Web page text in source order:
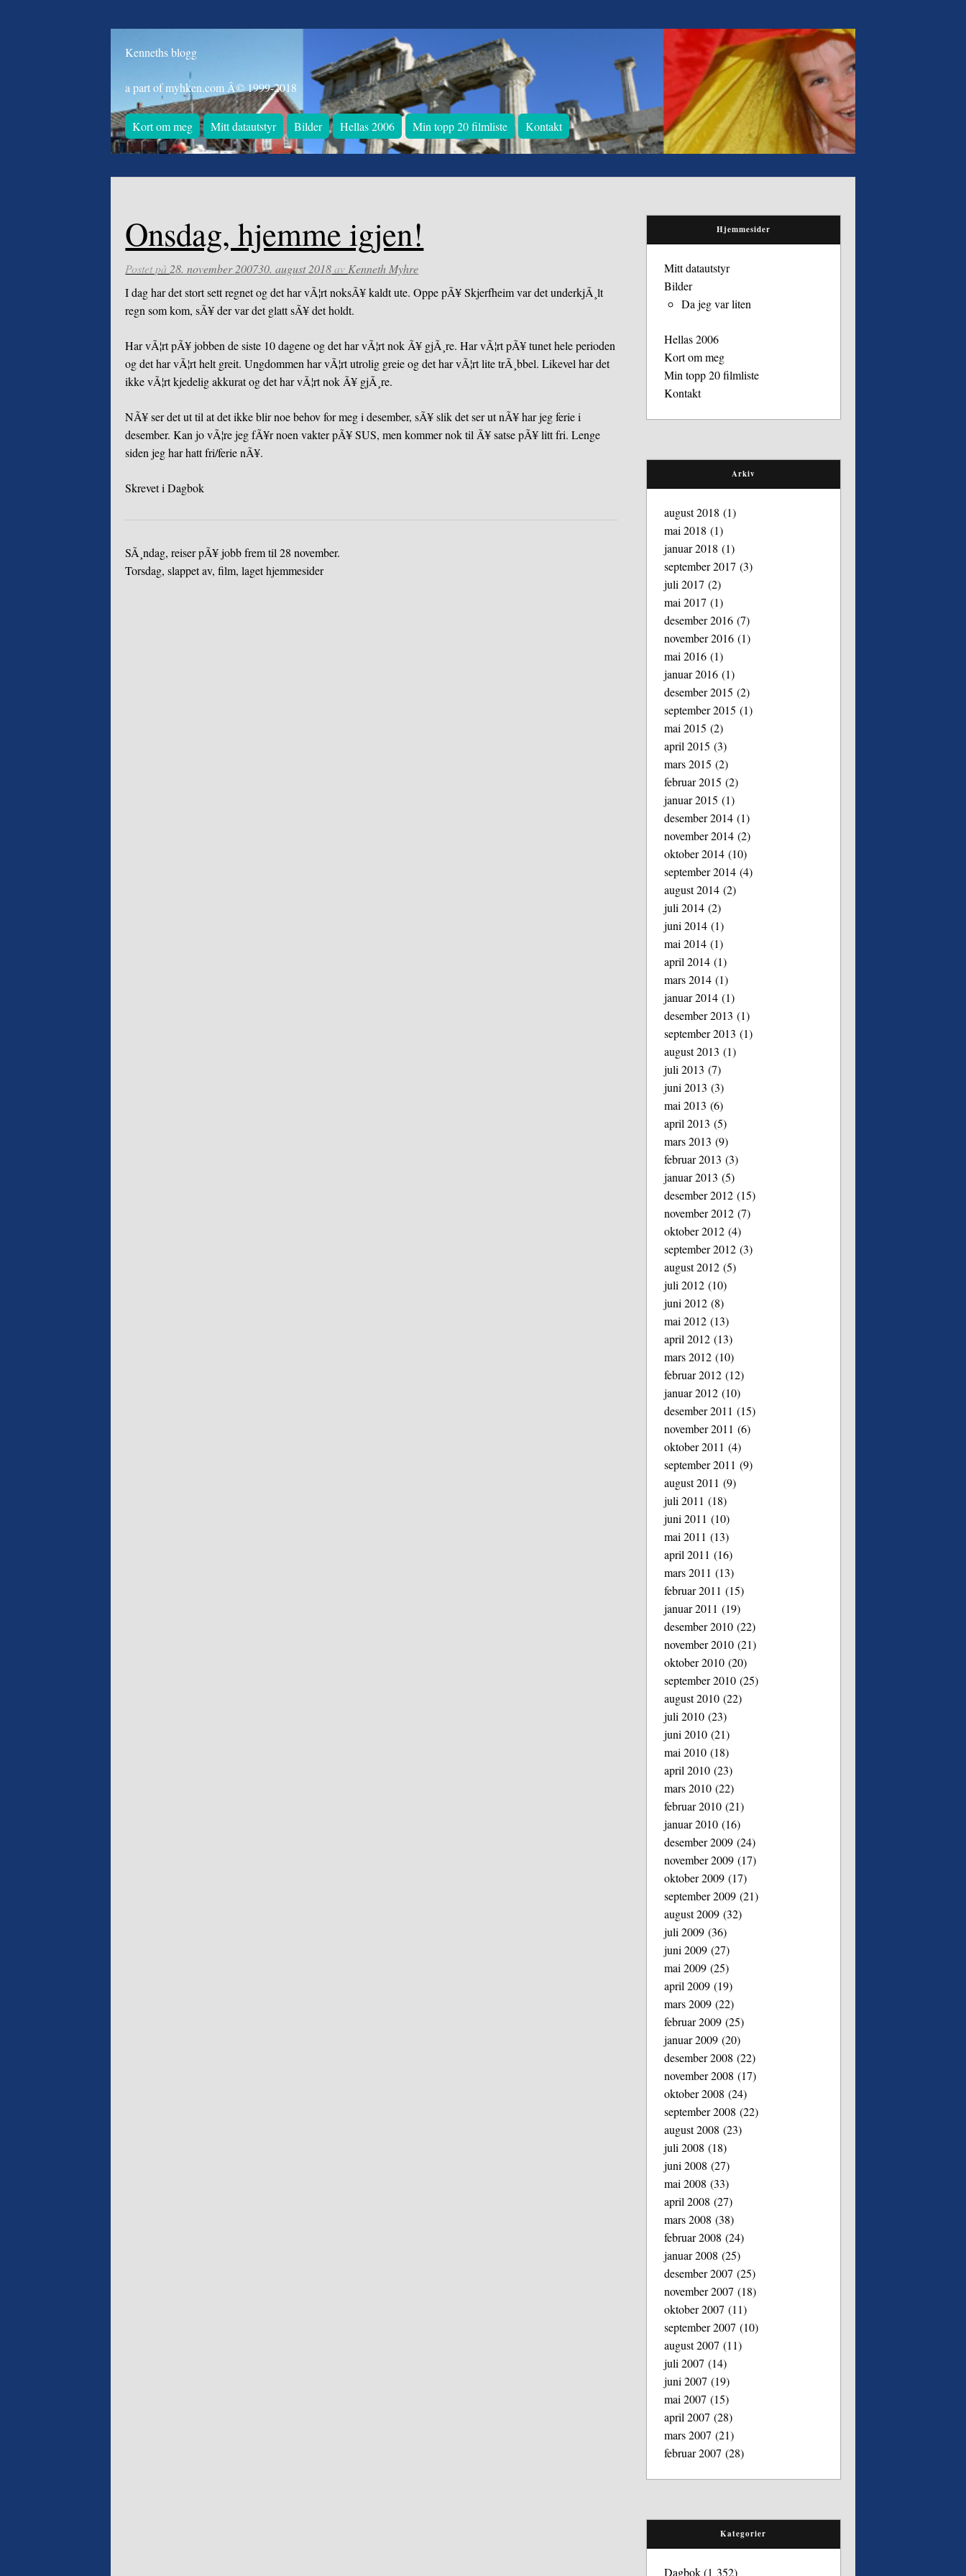
Kenneths blogg
a part of myhken.com Â© 1999-2018
Kort om meg Mitt datautstyr Bilder Hellas 2006 Min topp 20 filmliste Kontakt
Onsdag, hjemme igjen!
Postet på 28. november 200730. august 2018av Kenneth Myhre
I dag har det stort sett regnet og det har vÃ¦rt noksÃ¥ kaldt ute. Oppe pÃ¥ Skjerfheim var det underkjÃ¸lt
regn som kom, sÃ¥ der var det glatt sÃ¥ det holdt.
Har vÃ¦rt pÃ¥ jobben de siste 10 dagene og det har vÃ¦rt nok Ã¥ gjÃ¸re. Har vÃ¦rt pÃ¥ tunet hele perioden
og det har vÃ¦rt helt greit. Ungdommen har vÃ¦rt utrolig greie og det har vÃ¦rt lite trÃ¸bbel. Likevel har det
ikke vÃ¦rt kjedelig akkurat og det har vÃ¦rt nok Ã¥ gjÃ¸re.
NÃ¥ ser det ut til at det ikke blir noe behov for meg i desember, sÃ¥ slik det ser ut nÃ¥ har jeg ferie i
desember. Kan jo vÃ¦re jeg fÃ¥r noen vakter pÃ¥ SUS, men kommer nok til Ã¥ satse pÃ¥ litt fri. Lenge
siden jeg har hatt fri/ferie nÃ¥.
Skrevet iDagbok
SÃ¸ndag, reiser pÃ¥ jobb frem til 28 november.
Torsdag, slappet av, film, laget hjemmesider
Hjemmesider
Mitt datautstyr
Bilder
Da jeg var liten
Hellas 2006
Kort om meg
Min topp 20 filmliste
Kontakt
Arkiv
august 2018 (1)
mai 2018 (1)
januar 2018 (1)
september 2017 (3)
juli 2017 (2)
mai 2017 (1)
desember 2016 (7)
november 2016 (1)
mai 2016 (1)
januar 2016 (1)
desember 2015 (2)
september 2015 (1)
mai 2015 (2)
april 2015 (3)
mars 2015 (2)
februar 2015 (2)
januar 2015 (1)
desember 2014 (1)
november 2014 (2)
oktober 2014 (10)
september 2014 (4)
august 2014 (2)
juli 2014 (2)
juni 2014 (1)
mai 2014 (1)
april 2014 (1)
mars 2014 (1)
januar 2014 (1)
desember 2013 (1)
september 2013 (1)
august 2013 (1)
juli 2013 (7)
juni 2013 (3)
mai 2013 (6)
april 2013 (5)
mars 2013 (9)
februar 2013 (3)
januar 2013 (5)
desember 2012 (15)
november 2012 (7)
oktober 2012 (4)
september 2012 (3)
august 2012 (5)
juli 2012 (10)
juni 2012 (8)
mai 2012 (13)
april 2012 (13)
mars 2012 (10)
februar 2012 (12)
januar 2012 (10)
desember 2011 (15)
november 2011 (6)
oktober 2011 (4)
september 2011 (9)
august 2011 (9)
juli 2011 (18)
juni 2011 (10)
mai 2011 (13)
april 2011 (16)
mars 2011 (13)
februar 2011 (15)
januar 2011 (19)
desember 2010 (22)
november 2010 (21)
oktober 2010 (20)
september 2010 (25)
august 2010 (22)
juli 2010 (23)
juni 2010 (21)
mai 2010 (18)
april 2010 (23)
mars 2010 (22)
februar 2010 (21)
januar 2010 (16)
desember 2009 (24)
november 2009 (17)
oktober 2009 (17)
september 2009 (21)
august 2009 (32)
juli 2009 (36)
juni 2009 (27)
mai 2009 (25)
april 2009 (19)
mars 2009 (22)
februar 2009 (25)
januar 2009 (20)
desember 2008 (22)
november 2008 (17)
oktober 2008 (24)
september 2008 (22)
august 2008 (23)
juli 2008 (18)
juni 2008 (27)
mai 2008 (33)
april 2008 (27)
mars 2008 (38)
februar 2008 (24)
januar 2008 (25)
desember 2007 (25)
november 2007 (18)
oktober 2007 (11)
september 2007 (10)
august 2007 (11)
juli 2007 (14)
juni 2007 (19)
mai 2007 (15)
april 2007 (28)
mars 2007 (21)
februar 2007 (28)
Kategorier
Dagbok(1 352)